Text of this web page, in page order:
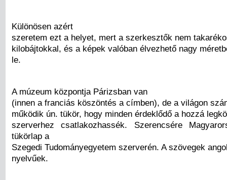
Különösen azért
szeretem ezt a helyet, mert a szerkesztők nem
kilobájtokkal, és a képek valóban élvezhető nagy
le.
A múzeum központja Párizsban van
(innen a franciás köszöntés a címben), de a világon
működik ún. tükör, hogy minden érdeklődő a hozzá
szerverhez csatlakozhassék. Szerencsére
tükörlap a
Szegedi Tudományegyetem szerverén. A szövegek
nyelvűek.